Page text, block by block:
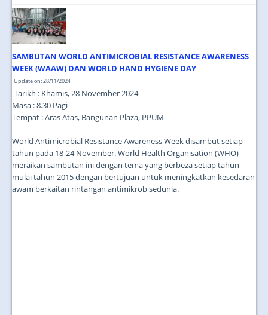
MAPS & LOCATION
SAMBUTAN WORLD ANTIMICROBIAL RESISTANCE AWARENESS
WEEK (WAAW) DAN WORLD HAND HYGIENE DAY
Update on: 28/11/2024
Tarikh : Khamis, 28 November 2024
Masa : 8.30 Pagi
Tempat : Aras Atas, Bangunan Plaza, PPUM
World Antimicrobial Resistance Awareness Week disambut setiap
tahun pada 18-24 November. World Health Organisation (WHO)
meraikan sambutan ini dengan tema yang berbeza setiap tahun
mulai tahun 2015 dengan bertujuan untuk meningkatkan kesedaran
awam berkaitan rintangan antimikrob sedunia.